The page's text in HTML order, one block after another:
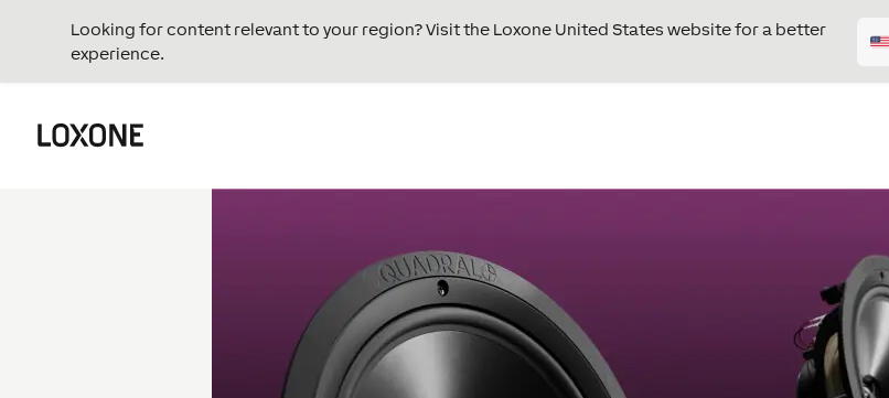
Looking for content relevant to your region? Visit the Loxone United States website for a better
experience.